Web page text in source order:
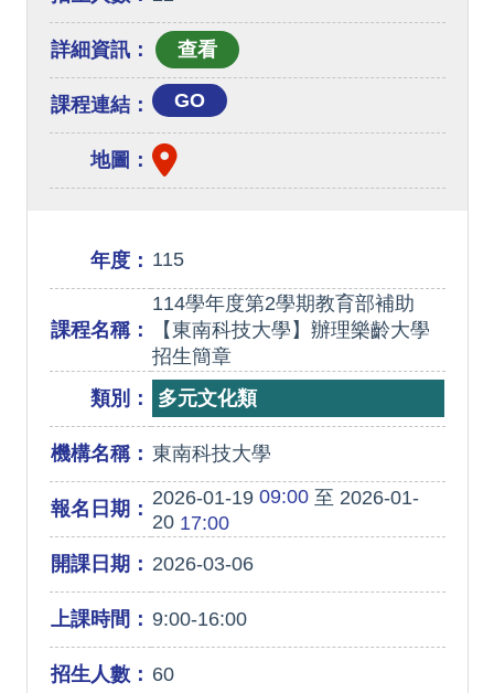
詳細資訊：
課程連結： GO
地圖：
年度： 115
課程名稱：
114學年度第2學期教育部補助
【東南科技大學】辦理樂齡大學
招生簡章
類別：
多元文化類
機構名稱： 東南科技大學
報名日期： 2026-01-1909:00至 2026-01-
2017:00
開課日期： 2026-03-06
上課時間： 9:00-16:00
招生人數： 60